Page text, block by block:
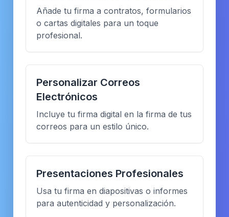
Añade tu firma a contratos, formularios
o cartas digitales para un toque
profesional.
Personalizar Correos
Electrónicos
Incluye tu firma digital en la firma de tus
correos para un estilo único.
Presentaciones Profesionales
Usa tu firma en diapositivas o informes
para autenticidad y personalización.